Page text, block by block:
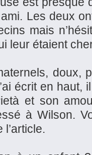
Les deux
mais
leur étaient
doux,
écrit en haut,
et son
à Wilson.